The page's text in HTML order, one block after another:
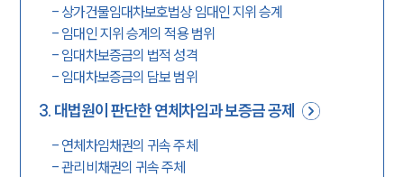
- 상가건물임대차보호법상 임대인 지위 승계
- 임대인 지위 승계의 적용 범위
- 임대차보증금의 법적 성격
- 임대차보증금의 담보 범위
3. 대법원이 판단한 연체차임과 보증금 공제
-연체차임채권의 귀속 주체
-관리비채권의 귀속 주체